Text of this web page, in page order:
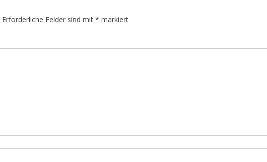
Erforderliche Felder sind mit * markiert